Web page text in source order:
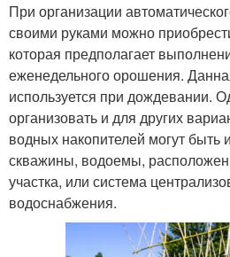
При организации
своими руками можно
которая предполагает
еженедельного орошения.
используется при дождевании.
организовать и для других
водных накопителей могут быть
скважины, водоемы,
участка, или система
водоснабжения.